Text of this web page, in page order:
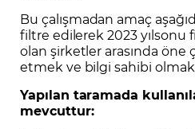
Bu çalışmadan amaç
filtre edilerek 2023 yılsonu
olan şirketler arasında öne
etmek ve bilgi sahibi
Yapılan taramada
mevcuttur: